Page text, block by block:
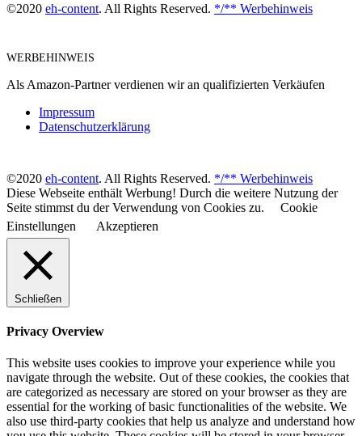
©2020 eh-content. All Rights Reserved. */** Werbehinweis
WERBEHINWEIS
Als Amazon-Partner verdienen wir an qualifizierten Verkäufen
Impressum
Datenschutzerklärung
©2020 eh-content. All Rights Reserved. */** Werbehinweis
Diese Webseite enthält Werbung! Durch die weitere Nutzung der
Seite stimmst du der Verwendung von Cookies zu.
Cookie
Einstellungen
Akzeptieren
Schließen
Privacy Overview
This website uses cookies to improve your experience while you
navigate through the website. Out of these cookies, the cookies that
are categorized as necessary are stored on your browser as they are
essential for the working of basic functionalities of the website. We
also use third-party cookies that help us analyze and understand how